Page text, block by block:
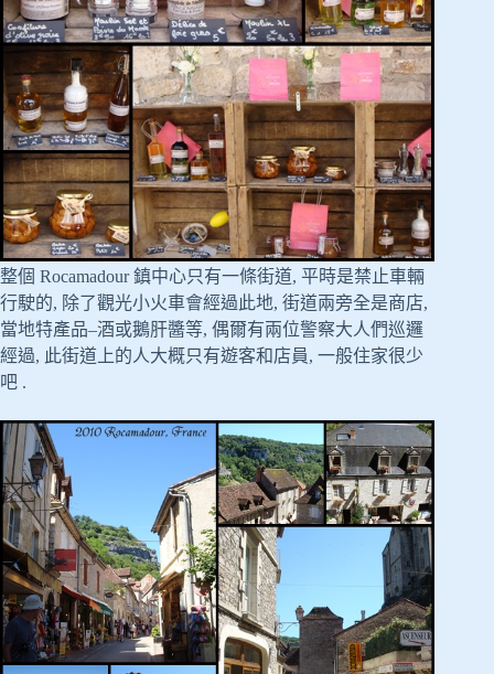
整個 Rocamadour 鎮中心只有一條街道, 平時是禁止車輛
行駛的, 除了觀光小火車會經過此地, 街道兩旁全是商店,
當地特產品–酒或鵝肝醬等, 偶爾有兩位警察大人們巡邏
經過, 此街道上的人大概只有遊客和店員, 一般住家很少
吧 .